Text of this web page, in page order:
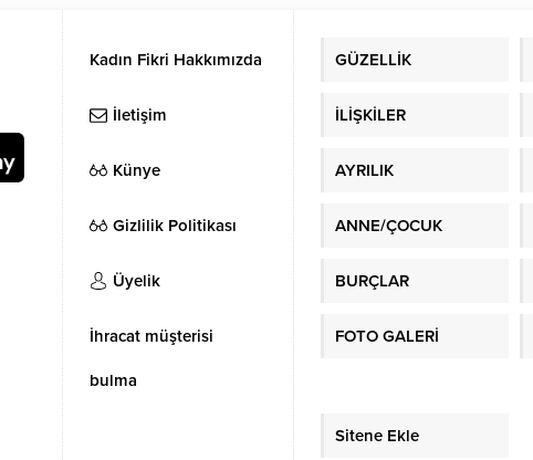
sahipliği yapıyor.
Kadın Fikri Hakkımızda
İletişim
Künye
Gizlilik Politikası
Üyelik
İhracat müşterisi
bulma
GÜZELLİK
İLİŞKİLER
AYRILIK
ANNE/ÇOCUK
BURÇLAR
FOTO GALERİ
Sitene Ekle